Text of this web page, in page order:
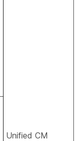
Unified CM